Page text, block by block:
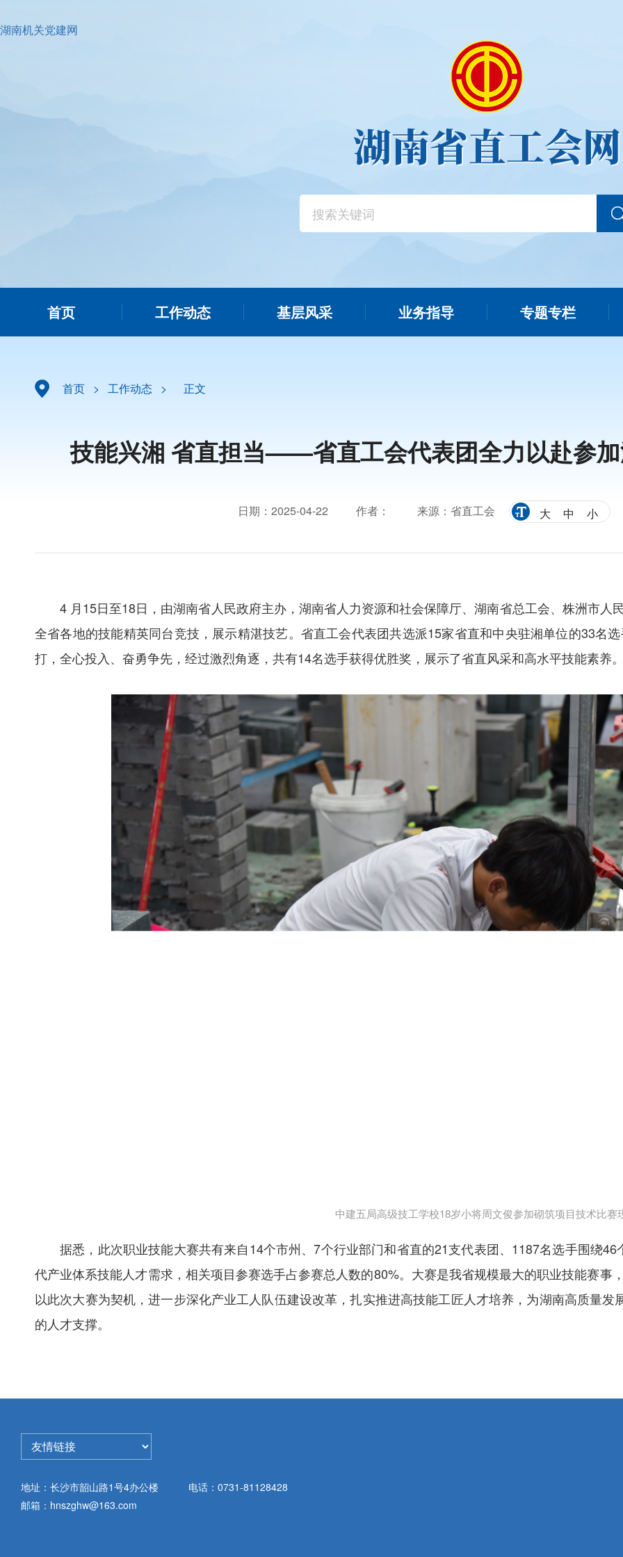
湖南机关党建网
首页 工作动态 基层风采 业务指导 专题专栏
首页 > 工作动态 > 正文
技能兴湘 省直担当——省直工会代表团全力以赴参
日期：2025-04-22 作者： 来源：省直工会 大 中 小
4 月15日至18日， 由湖南省人民政府主办，湖南省人力资源和社会保障厅、湖南省总工会、株洲市
全省各地的技能精英同台竞技，展示精湛技艺。 省直工会代表团共选派15家省直和中央驻湘单位的33名
打，全心投入、奋勇争先 ，经过激烈角逐，共有14名选手获得优胜奖， 展示了省直风采和高水平技能素养
中建五局高级技工学校18岁小将周文俊参加砌筑项目技术比赛
据悉，此次职业技能大赛共有来自14个市州、7个行业部门和省直的21支代表团、 1187名选手围绕46
代产业体系技能人才需求，相关项目参赛选手占参赛总人数的80%。大赛是我省规模最大的职业技能赛事
以此次大赛为契机，进一步深化产业工人队伍建设改革，扎实推进高技能工匠人才培养， 为湖南高质量发
的人才支撑。
地址：长沙市韶山路1号4办公楼
电话：0731-81128428
邮箱：hnszghw@163.com